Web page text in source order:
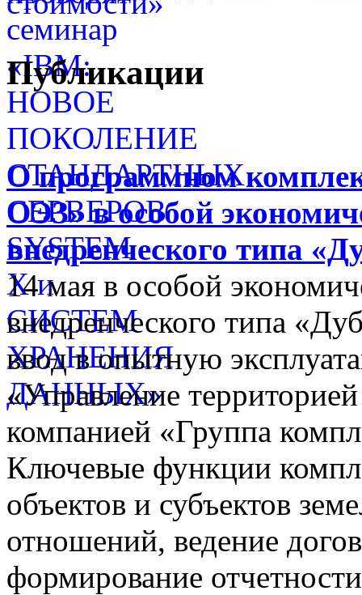
Публикации
О программном
ОЭЗ» в особой
внедренческого типа
14 мая в особой
внедренческого типа
ввод в опытную
«Управление
компанией «Группа
Ключевые функции
объектов и субъектов
отношений, ведение
формирование